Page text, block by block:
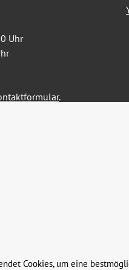
Uhr
.
Cookies, um eine